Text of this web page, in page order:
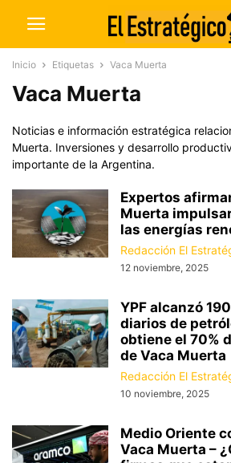
Inicio Etiquetas Vaca Muerta
Vaca Muerta
Noticias e información estratégica
Muerta. Inversiones y desarrollo
importante de la Argentina.
Expertos
Muerta
las energías
Redacción El
12 noviembre, 2025
YPF alcanzó
diarios de
obtiene el 70%
de Vaca Muerta
Redacción El
10 noviembre, 2025
Medio Oriente
Vaca Muerta –